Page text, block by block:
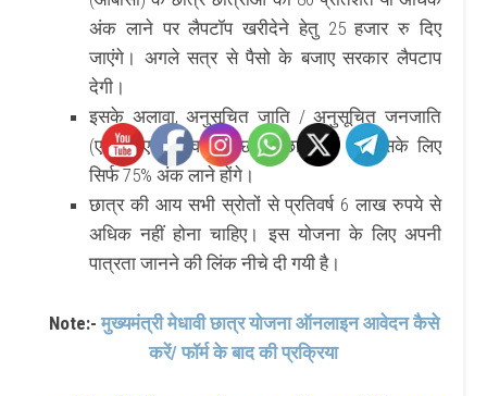
अंक लाने पर लैपटॉप खरीदेने हेतु 25 हजार रु दिए
जाएंगे। अगले सत्र से पैसो के बजाए सरकार लैपटाप
देगी।
इसके अलावा, अनुसूचित जाति / अनुसूचित जनजाति
(एससी, एसटी) वर्ग के छात्र छात्राओं को इसके लिए
सिर्फ 75% अंक लाने होंगे।
छात्र की आयसभी स्रोतों से प्रतिवर्ष 6 लाख रुपये से
अधिक नहीं होना चाहिए। इस योजना के लिए अपनी
पात्रता जानने की लिंक नीचे दी गयी है।
Note:- मुख्यमंत्री मेधावी छात्र योजना ऑनलाइन आवेदन कैसे
करें/ फॉर्म के बाद की प्रक्रिया